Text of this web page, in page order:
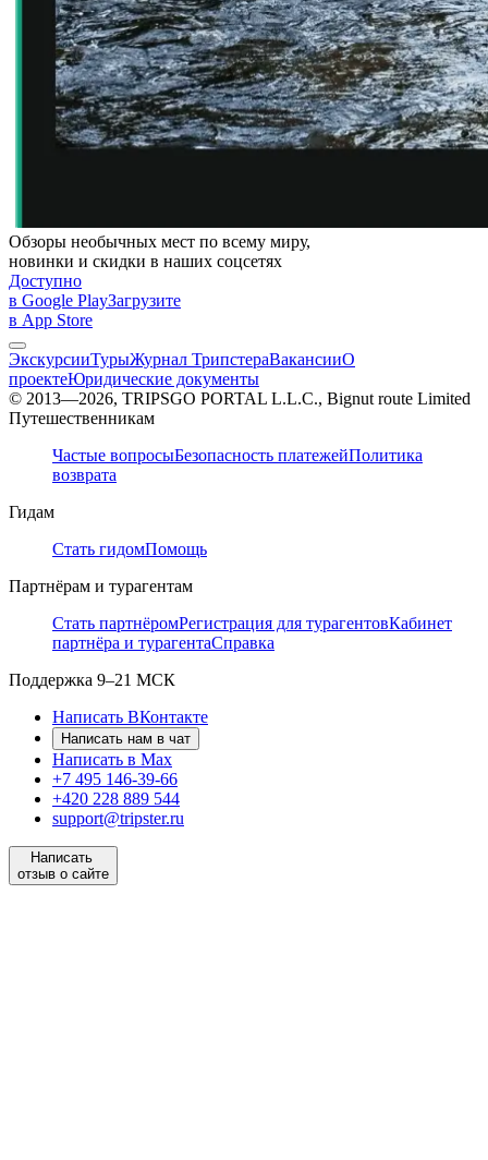
Обзоры необычных мест по всему миру,
новинки и скидки в наших соцсетях
Доступно
в Google PlayЗагрузите
в App Store
ЭкскурсииТурыЖурнал ТрипстераВакансииО
проектеЮридические документы
© 2013—2026, TRIPSGO PORTAL L.L.C., Bignut route Limited
Путешественникам
Частые вопросыБезопасность платежейПолитика
возврата
Гидам
Стать гидомПомощь
Партнёрам и турагентам
Стать партнёромРегистрация для турагентовКабинет
партнёра и турагентаСправка
Поддержка 9–21 МСК
Написать ВКонтакте
Написать нам в чат
Написать в Max
+7 495 146-39-66
+420 228 889 544
support@tripster.ru
Написать
отзыв о сайте